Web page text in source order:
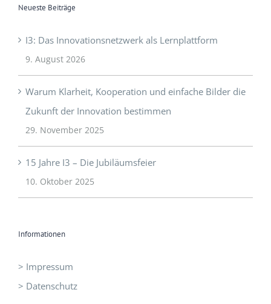
Neueste Beiträge
I3: Das Innovationsnetzwerk als Lernplattform
9. August 2026
Warum Klarheit, Kooperation und einfache Bilder die
Zukunft der Innovation bestimmen
29. November 2025
15 Jahre I3 – Die Jubiläumsfeier
10. Oktober 2025
Informationen
> Impressum
> Datenschutz